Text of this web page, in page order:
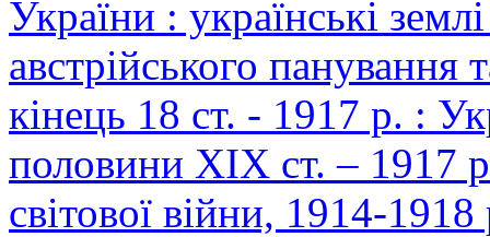
України : українські
австрійського панування
кінець 18 ст. - 1917 р. :
половини XIX ст. – 1917
світової війни, 1914-